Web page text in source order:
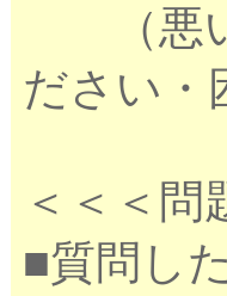
（悪い
ださい・
＜＜＜問
■質問し